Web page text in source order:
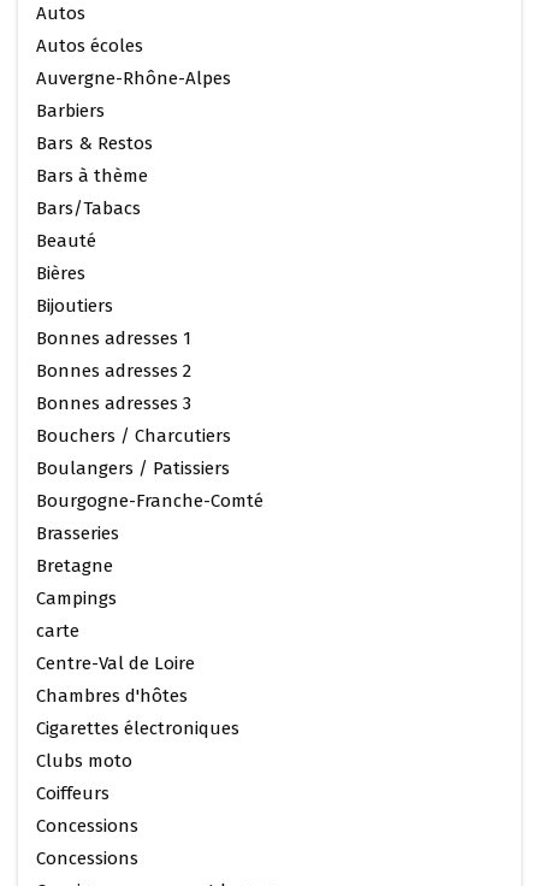
Autos
Autos écoles
Auvergne-Rhône-Alpes
Barbiers
Bars & Restos
Bars à thème
Bars/Tabacs
Beauté
Bières
Bijoutiers
Bonnes adresses 1
Bonnes adresses 2
Bonnes adresses 3
Bouchers / Charcutiers
Boulangers / Patissiers
Bourgogne-Franche-Comté
Brasseries
Bretagne
Campings
carte
Centre-Val de Loire
Chambres d'hôtes
Cigarettes électroniques
Clubs moto
Coiffeurs
Concessions
Concessions